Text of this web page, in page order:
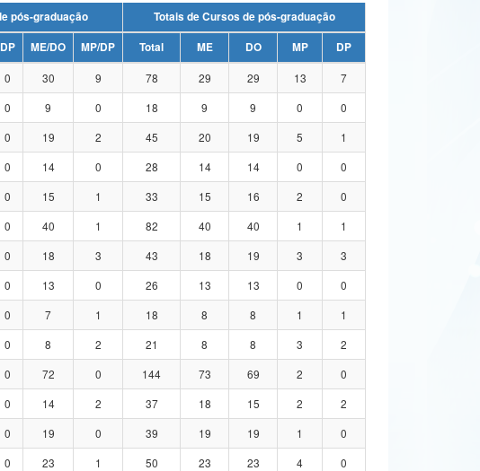
Total de Programas de pós-graduação
Totais de Cursos de pós-graduação
DP ME/DO MP/DP Total ME DO MP
DP
0 30 9 78 29 29 13
7
0 9 0 18 9 9 0
0
0 19 2 45 20 19 5
1
0 14 0 28 14 14 0
0
0 15 1 33 15 16 2
0
0 40 1 82 40 40 1
1
0 18 3 43 18 19 3
3
0 13 0 26 13 13 0
0
0 7 1 18 8 8 1
1
0 8 2 21 8 8 3
2
0 72 0 144 73 69 2
0
0 14 2 37 18 15 2
2
0 19 0 39 19 19 1
0
0 23 1 50 23 23 4
0